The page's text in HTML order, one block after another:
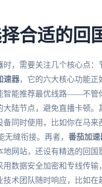
合适的回
时，需要关注几个核心点：
速器，它的六大核心功能正
智能推荐最优线路——不管
大陆节点，避免直播卡顿。
备同时使用，比如你在马
缝衔接。再者， 番茄加速
地网站，还设有精选的回
用数据安全加密和专线传
技术团队随时响应，比如